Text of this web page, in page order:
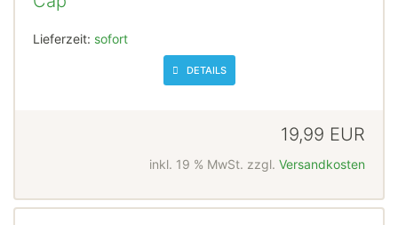
Lieferzeit: sofort
DETAILS
19,99 EUR
inkl. 19 % MwSt. zzgl. Versandkosten